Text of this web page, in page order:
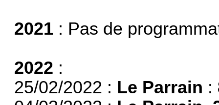
2021 : Pas de
2022 :
25/02/2022 : Le Parrain :